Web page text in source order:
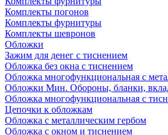
Комплекты погонов
Комплекты фурнитуры
Комплекты шевронов
Обложки
Зажим для денег с тиснением
Обложка без окна с тиснением
Обложка многофункциональная с
Обложки Мин. Обороны, бланки,
Обложка многофункциональная с
Цепочки к обложкам
Обложка с металлическим гербом
Обложка с окном и тиснением